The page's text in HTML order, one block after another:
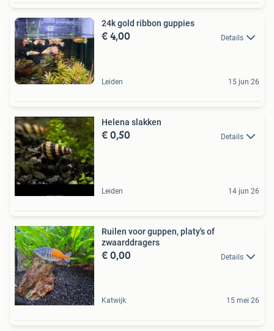
24k gold ribbon guppies
€ 4,00 Details
Leiden 15 jun 26
Helena slakken
€ 0,50 Details
Leiden 14 jun 26
Ruilen voor guppen, platy's of
zwaarddragers
€ 0,00 Details
Katwijk 15 mei 26